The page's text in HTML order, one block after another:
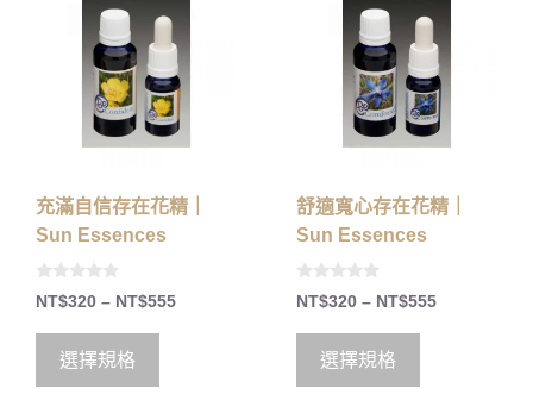
充滿自信存在花精｜
Sun Essences
0
o
5
NT$320 – NT$555
選擇規格
舒適寬心存在花精｜
Sun Essences
0
o
5
NT$320 – NT$555
選擇規格